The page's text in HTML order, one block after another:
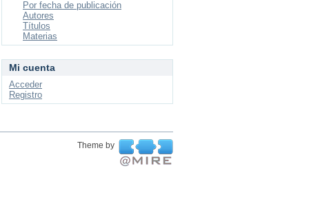
Por fecha de publicación
Autores
Títulos
Materias
Mi cuenta
Acceder
Registro
Theme by